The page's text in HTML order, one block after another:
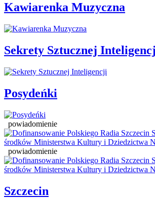
Kawiarenka Muzyczna
Sekrety Sztucznej
Posydeńki
powiadomienie
powiadomienie
Szczecin